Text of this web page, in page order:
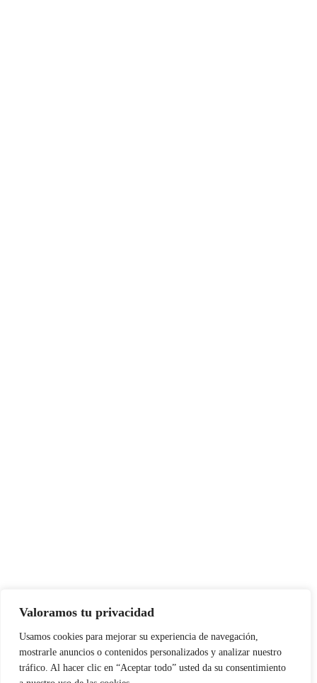
Valoramos tu privacidad
Usamos cookies para mejorar su experiencia de navegación,
mostrarle anuncios o contenidos personalizados y analizar nuestro
tráfico. Al hacer clic en “Aceptar todo” usted da su consentimiento